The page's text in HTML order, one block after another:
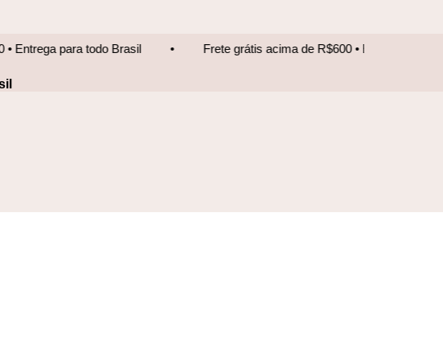
Brasil • Frete grátis acima de R$600 • Entrega para todo Brasil